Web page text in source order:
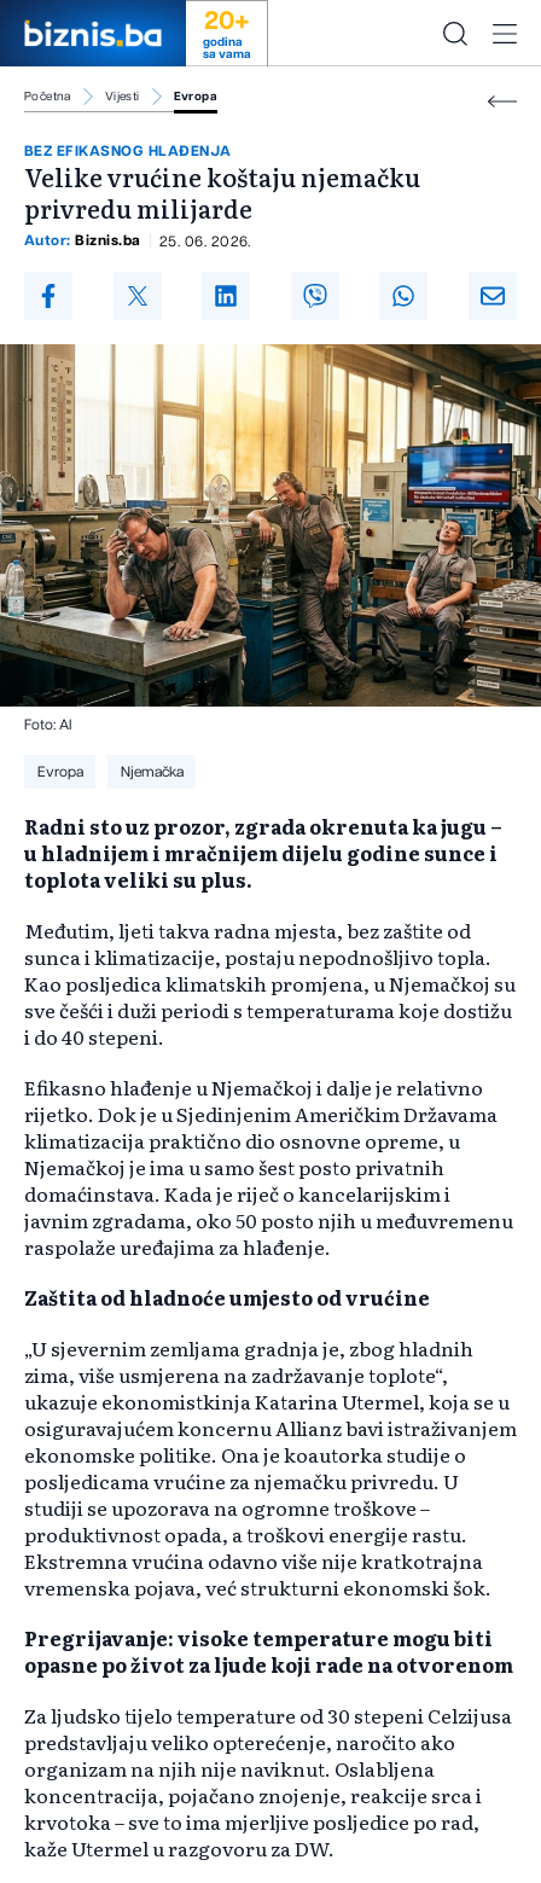
20+
godina
sa vama
Početna Vijesti Evropa
BEZ EFIKASNOG HLAĐENJA
Velike vrućine koštaju njemačku
privredu milijarde
Autor: Biznis.ba 25. 06. 2026.
Foto: AI
Evropa Njemačka
Radni sto uz prozor, zgrada okrenuta ka jugu –
u hladnijem i mračnijem dijelu godine sunce i
toplota veliki su plus.
Međutim, ljeti takva radna mjesta, bez zaštite od
sunca i klimatizacije, postaju nepodnošljivo topla.
Kao posljedica klimatskih promjena, u Njemačkoj su
sve češći i duži periodi s temperaturama koje dostižu
i do 40 stepeni.
Efikasno hlađenje u Njemačkoj i dalje je relativno
rijetko. Dok je u Sjedinjenim Američkim Državama
klimatizacija praktično dio osnovne opreme, u
Njemačkoj je ima u samo šest posto privatnih
domaćinstava. Kada je riječ o kancelarijskim i
javnim zgradama, oko 50 posto njih u međuvremenu
raspolaže uređajima za hlađenje.
Zaštita od hladnoće umjesto od vrućine
„U sjevernim zemljama gradnja je, zbog hladnih
zima, više usmjerena na zadržavanje toplote“,
ukazuje ekonomistkinja Katarina Utermel, koja se u
osiguravajućem koncernu Allianz bavi istraživanjem
ekonomske politike. Ona je koautorka studije o
posljedicama vrućine za njemačku privredu. U
studiji se upozorava na ogromne troškove –
produktivnost opada, a troškovi energije rastu.
Ekstremna vrućina odavno više nije kratkotrajna
vremenska pojava, već strukturni ekonomski šok.
Pregrijavanje: visoke temperature mogu biti
opasne po život za ljude koji rade na otvorenom
Za ljudsko tijelo temperature od 30 stepeni Celzijusa
predstavljaju veliko opterećenje, naročito ako
organizam na njih nije naviknut. Oslabljena
koncentracija, pojačano znojenje, reakcije srca i
krvotoka – sve to ima mjerljive posljedice po rad,
kaže Utermel u razgovoru za DW.